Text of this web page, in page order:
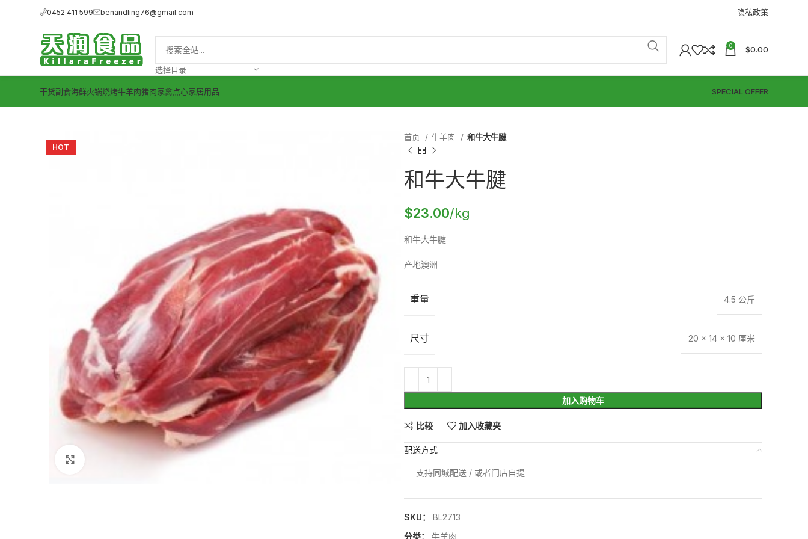
0452 411 599 benandling76@gmail.com 隐私政策
选择目录
0 $0.00
干货副食海鲜火锅烧烤牛羊肉猪肉家禽点心家居用品 SPECIAL OFFER
HOT
首页 牛羊肉 和牛大牛腱
和牛大牛腱
$23.00/kg
和牛大牛腱
产地澳洲
重量 4.5 公斤
尺寸 20 × 14 × 10 厘米
加入购物车
比较 加入收藏夹
配送方式
支持同城配送 / 或者门店自提
SKU： BL2713
分类：
牛羊肉